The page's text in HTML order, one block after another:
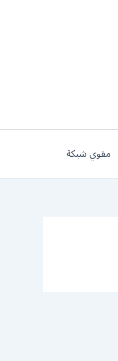
مقوي شبكة